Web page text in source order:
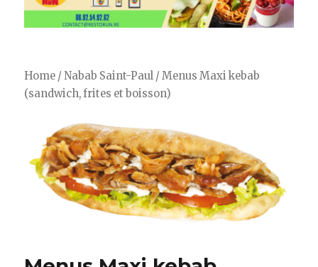
Home /Nabab Saint-Paul / Menus Maxi kebab
(sandwich, frites et boisson)